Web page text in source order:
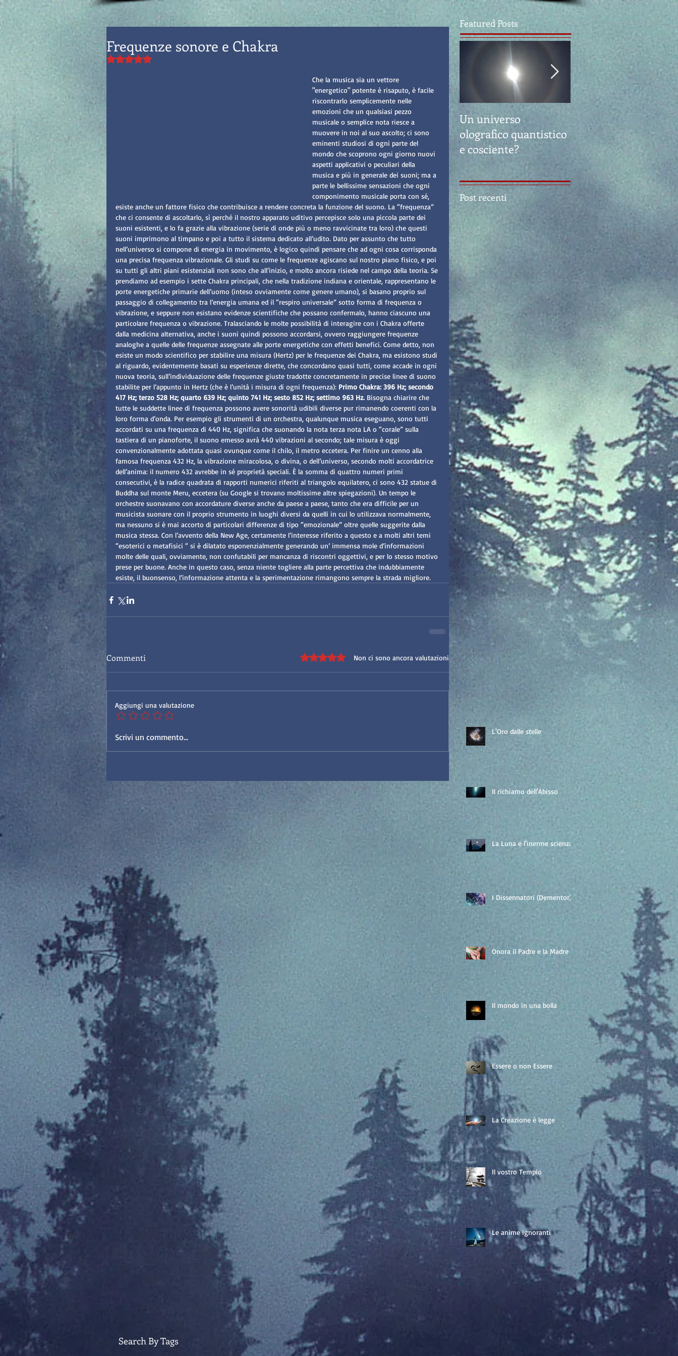
Frequenze sonore e Chakra
Valutazione NaN stelle su 5.
Che la musica sia un vettore
"energetico" potente è risaputo, è facile
riscontrarlo semplicemente nelle
emozioni che un qualsiasi pezzo
musicale o semplice nota riesce a
muovere in noi al suo ascolto; ci sono
eminenti studiosi di ogni parte del
mondo che scoprono ogni giorno nuovi
aspetti applicativi o peculiari della
musica e più in generale dei suoni; ma a
parte le bellissime sensazioni che ogni
componimento musicale porta con sé,
esiste anche un fattore fisico che contribuisce a rendere concreta la funzione del suono. La “frequenza”
che ci consente di ascoltarlo, sì perché il nostro apparato uditivo percepisce solo una piccola parte dei
suoni esistenti, e lo fa grazie alla vibrazione (serie di onde più o meno ravvicinate tra loro) che questi
suoni imprimono al timpano e poi a tutto il sistema dedicato all’udito. Dato per assunto che tutto
nell’universo si compone di energia in movimento, è logico quindi pensare che ad ogni cosa corrisponda
una precisa frequenza vibrazionale. Gli studi su come le frequenze agiscano sul nostro piano fisico, e poi
su tutti gli altri piani esistenziali non sono che all’inizio, e molto ancora risiede nel campo della teoria. Se
prendiamo ad esempio i sette Chakra principali, che nella tradizione indiana e orientale, rappresentano le
porte energetiche primarie dell’uomo (inteso ovviamente come genere umano), si basano proprio sul
passaggio di collegamento tra l’energia umana ed il “respiro universale” sotto forma di frequenza o
vibrazione, e seppure non esistano evidenze scientifiche che possano confermalo, hanno ciascuno una
particolare frequenza o vibrazione. Tralasciando le molte possibilità di interagire con i Chakra offerte
dalla medicina alternativa, anche i suoni quindi possono accordarsi, ovvero raggiungere frequenze
analoghe a quelle delle frequenze assegnate alle porte energetiche con effetti benefici. Come detto, non
esiste un modo scientifico per stabilire una misura (Hertz) per le frequenze dei Chakra, ma esistono studi
al riguardo, evidentemente basati su esperienze dirette, che concordano quasi tutti, come accade in ogni
nuova teoria, sull’individuazione delle frequenze giuste tradotte concretamente in precise linee di suono
stabilite per l’appunto in Hertz (che è l’unità i misura di ogni frequenza): Primo Chakra: 396 Hz; secondo
417 Hz; terzo 528 Hz; quarto 639 Hz; quinto 741 Hz; sesto 852 Hz; settimo 963 Hz. Bisogna chiarire che
tutte le suddette linee di frequenza possono avere sonorità udibili diverse pur rimanendo coerenti con la
loro forma d’onda. Per esempio gli strumenti di un orchestra, qualunque musica eseguano, sono tutti
accordati su una frequenza di 440 Hz, significa che suonando la nota terza nota LA o “corale” sulla
tastiera di un pianoforte, il suono emesso avrà 440 vibrazioni al secondo; tale misura è oggi
convenzionalmente adottata quasi ovunque come il chilo, il metro eccetera. Per finire un cenno alla
famosa frequenza 432 Hz, la vibrazione miracolosa, o divina, o dell’universo, secondo molti accordatrice
dell’anima: il numero 432 avrebbe in sé proprietà speciali. È la somma di quattro numeri primi
consecutivi, è la radice quadrata di rapporti numerici riferiti al triangolo equilatero, ci sono 432 statue di
Buddha sul monte Meru, eccetera (su Google si trovano moltissime altre spiegazioni). Un tempo le
orchestre suonavano con accordature diverse anche da paese a paese, tanto che era difficile per un
musicista suonare con il proprio strumento in luoghi diversi da quelli in cui lo utilizzava normalmente,
ma nessuno si è mai accorto di particolari differenze di tipo “emozionale” oltre quelle suggerite dalla
musica stessa. Con l’avvento della New Age, certamente l’interesse riferito a questo e a molti altri temi
“esoterici o metafisici “ si è dilatato esponenzialmente generando un’ immensa mole d’informazioni
molte delle quali, ovviamente, non confutabili per mancanza di riscontri oggettivi, e per lo stesso motivo
prese per buone. Anche in questo caso, senza niente togliere alla parte percettiva che indubbiamente
esiste, il buonsenso, l’informazione attenta e la sperimentazione rimangono sempre la strada migliore.
Commenti Valutazione 0 stelle su 5.Non ci sono ancora valutazioni
Aggiungi una valutazione
Scrivi un commento...
Featured Posts
Un universo
olografico quantistico
e cosciente?
Feng Shui: "Essenza e
Sostanza"
Post recenti
L'Oro dalle stelle
Il richiamo dell'Abisso
La Luna e l'inerme scienza
I Dissennatori (Dementor)
Onora il Padre e la Madre
Il mondo in una bolla
Essere o non Essere
La Creazione è legge
Il vostro Tempio
Le anime ignoranti
Search By Tags